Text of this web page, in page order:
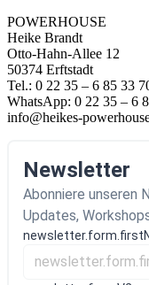
POWERHOUSE
Heike Brandt
Otto-Hahn-Allee 12
50374 Erftstadt
Tel.: 0 22 35 – 6 85 33
WhatsApp: 0 22 35 – 6
info@heikes-
Newsletter
Abonniere unseren
Updates,